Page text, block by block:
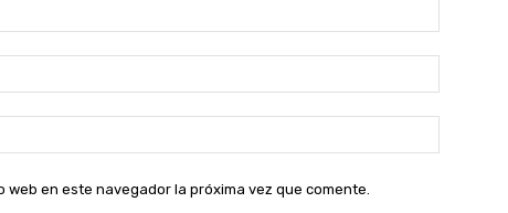
web:
en este navegador la próxima vez que comente.